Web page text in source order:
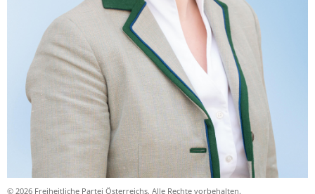
© 2026 Freiheitliche Partei Österreichs. Alle Rechte vorbehalten.